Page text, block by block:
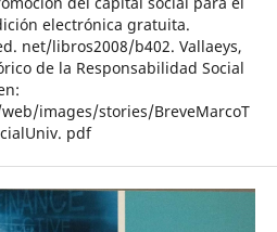
electrónica gratuita.
net/libros2008/b402. Vallaeys,
de la Responsabilidad Social
images/stories/BreveMarcoT
pdf